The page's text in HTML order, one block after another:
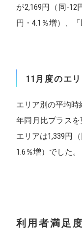
が2,169円（同-12
円・4.1％増）、
11 月度のエ
エリア別の平均
年同月比プラスを
エリアは1,339円
1.6％増）でした。
利用者満足度